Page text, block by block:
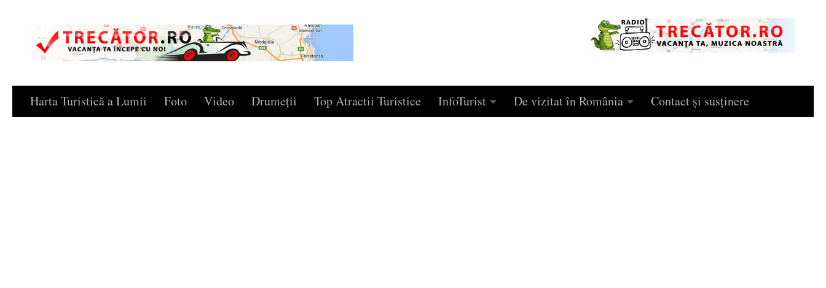
Skip to content
Harta Turistică a Lumii Foto Video Drumeţii Top Atractii Turistice InfoTurist De vizitat în România Contact și susținere